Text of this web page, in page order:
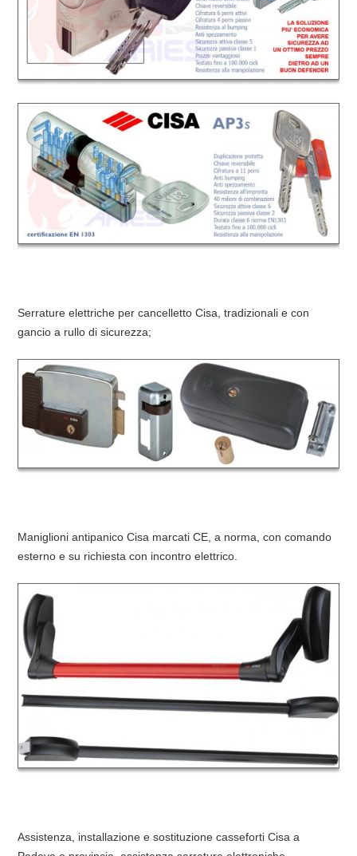
Serrature elettriche per cancelletto Cisa, tradizionali e con
gancio a rullo di sicurezza;
Maniglioni antipanico Cisa marcati CE, a norma, con comando
esterno e su richiesta con incontro elettrico.
Assistenza, installazione e sostituzione casseforti Cisa a